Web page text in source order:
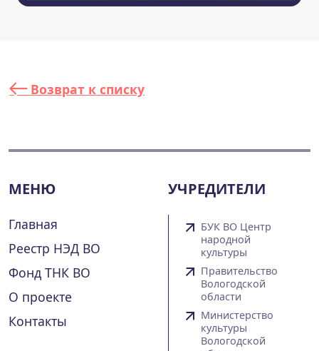
Возврат к списку
МЕНЮ
Главная
Реестр НЭД ВО
Фонд ТНК ВО
О проекте
Контакты
УЧРЕДИТЕЛИ
БУК ВО Центр
народной
культуры
Правительство
Вологодской
области
Министерство
культуры
Вологодской